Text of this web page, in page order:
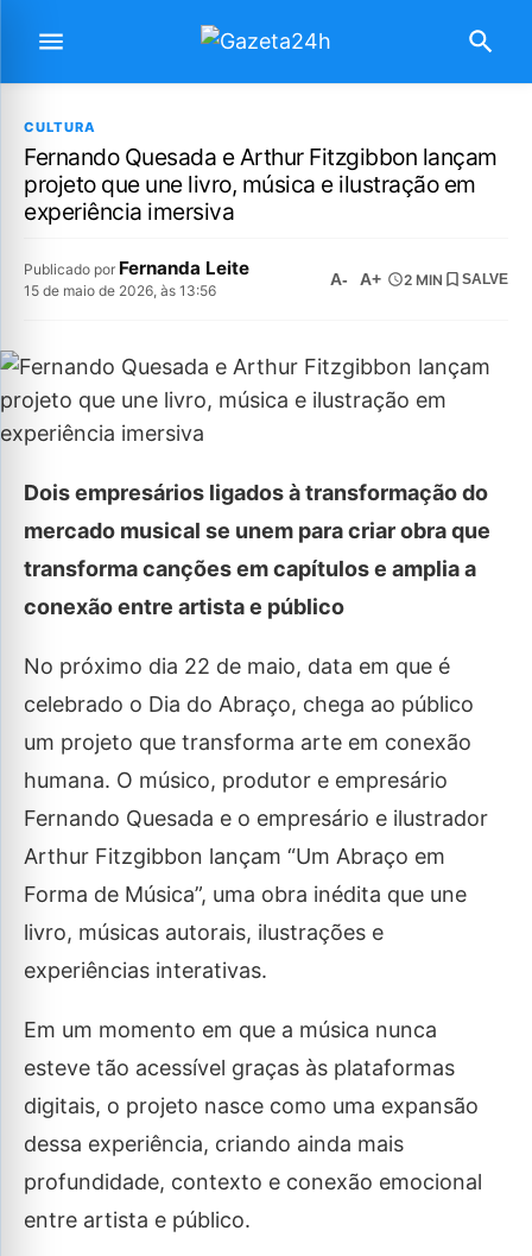
CULTURA
Fernando Quesada e Arthur Fitzgibbon lançam
projeto que une livro, música e ilustração em
experiência imersiva
Publicado por Fernanda Leite
15 de maio de 2026, às 13:56
A- A+ 2 MIN SALVE
Dois empresários ligados à transformação do
mercado musical se unem para criar obra que
transforma canções em capítulos e amplia a
conexão entre artista e público
No próximo dia 22 de maio, data em que é
celebrado o Dia do Abraço, chega ao público
um projeto que transforma arte em conexão
humana. O músico, produtor e empresário
Fernando Quesada e o empresário e ilustrador
Arthur Fitzgibbon lançam “Um Abraço em
Forma de Música”, uma obra inédita que une
livro, músicas autorais, ilustrações e
experiências interativas.
Em um momento em que a música nunca
esteve tão acessível graças às plataformas
digitais, o projeto nasce como uma expansão
dessa experiência, criando ainda mais
profundidade, contexto e conexão emocional
entre artista e público.